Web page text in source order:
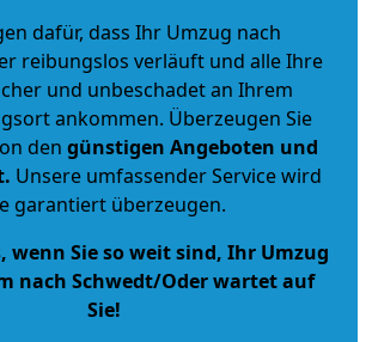
dafür, dass Ihr Umzug nach
reibungslos verläuft und alle Ihre
und unbeschadet an Ihrem
ankommen. Überzeugen Sie
den günstigen Angeboten und
. Unsere umfassender Service wird
garantiert überzeugen.
wenn Sie so weit sind, Ihr Umzug
nach Schwedt/Oder wartet auf
Sie!